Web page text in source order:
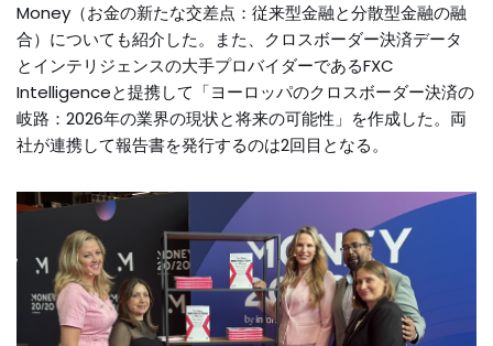
Money（お金の新たな交差点：従来型金融と分散型金融の融
合）についても紹介した。また、クロスボーダー決済データ
とインテリジェンスの大手プロバイダーであるFXC
Intelligenceと提携して「ヨーロッパのクロスボーダー決済の
岐路：2026年の業界の現状と将来の可能性」を作成した。両
社が連携して報告書を発行するのは2回目となる。